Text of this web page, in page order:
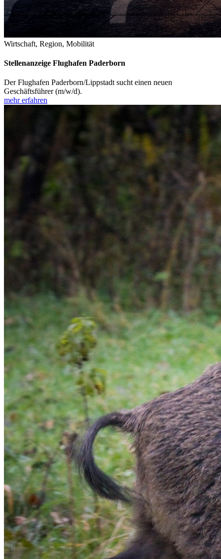
Wirtschaft, Region, Mobilität
Stellenanzeige Flughafen Paderborn
Der Flughafen Paderborn/Lippstadt sucht einen neuen
Geschäftsführer (m/w/d).
mehr erfahren